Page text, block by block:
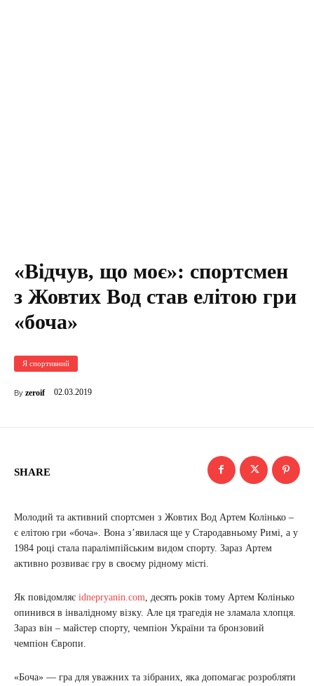
«Відчув, що моє»: спортсмен
з Жовтих Вод став елітою гри
«боча»
Я спортивний
By zeroif 02.03.2019
SHARE
Молодий та активний спортсмен з Жовтих Вод Артем Колінько –
є елітою гри «боча». Вона з’явилася ще у Стародавньому Римі, а у
1984 році стала паралімпійським видом спорту. Зараз Артем
активно розвиває гру в своєму рідному місті.
Як повідомляє idnepryanin.com , десять років тому Артем Колінько
опинився в інвалідному візку. Але ця трагедія не зламала хлопця.
Зараз він – майстер спорту, чемпіон України та бронзовий
чемпіон Європи.
«Боча» — гра для уважних та зібраних, яка допомагає розробляти